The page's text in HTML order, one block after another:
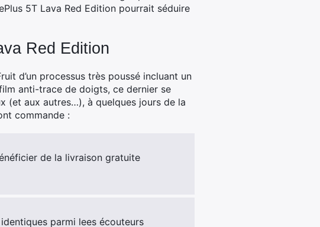
5T Lava Red Edition pourrait séduire
Red Edition
d’un processus très poussé incluant un
anti-trace de doigts, ce dernier se
(et aux autres…), à quelques jours de la
commande :
de la livraison gratuite
parmi lees écouteurs